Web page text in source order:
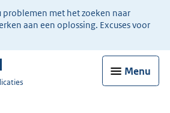
problemen met het zoeken naar
aan een oplossing. Excuses voor
Menu